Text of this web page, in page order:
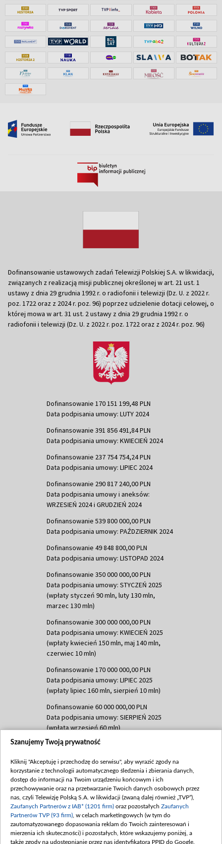
Dofinansowanie ustawowych zadań Telewizji Polskiej S.A. w likwidacji,
związanych z realizacją misji publicznej określonej w art. 21 ust. 1
ustawy z dnia 29 grudnia 1992 r. o radiofonii i telewizji (Dz. U. z 2022 r.
poz. 1722 oraz z 2024 r. poz. 96) poprzez udzielenie dotacji celowej, o
której mowa w art. 31 ust. 2 ustawy z dnia 29 grudnia 1992 r. o
radiofonii i telewizji (Dz. U. z 2022 r. poz. 1722 oraz z 2024 r. poz. 96)
Dofinansowanie 170 151 199,48 PLN
Data podpisania umowy: LUTY 2024
Dofinansowanie 391 856 491,84 PLN
Data podpisania umowy: KWIECIEŃ 2024
Dofinansowanie 237 754 754,24 PLN
Data podpisania umowy: LIPIEC 2024
Dofinansowanie 290 817 240,00 PLN
Data podpisania umowy i aneksów:
WRZESIEŃ 2024 i GRUDZIEŃ 2024
Dofinansowanie 539 800 000,00 PLN
Data podpisania umowy: PAŹDZIERNIK 2024
Dofinansowanie 49 848 800,00 PLN
Data podpisania umowy: LISTOPAD 2024
Dofinansowanie 350 000 000,00 PLN
Data podpisania umowy: STYCZEŃ 2025
(wpłaty styczeń 90 mln, luty 130 mln,
marzec 130 mln)
Dofinansowanie 300 000 000,00 PLN
Data podpisania umowy: KWIECIEŃ 2025
(wpłaty kwiecień 150 mln, maj 140 mln,
czerwiec 10 mln)
Dofinansowanie 170 000 000,00 PLN
Data podpisania umowy: LIPIEC 2025
(wpłaty lipiec 160 mln, sierpień 10 mln)
Dofinansowanie 60 000 000,00 PLN
Data podpisania umowy: SIERPIEŃ 2025
(wpłata wrzesień 60 mln)
Dofinansowanie 635 783 051,21 PLN
(wpłata wrzesień 100 mln, październik 350
mln, listopad 265 mln)
Dofinansowanie 48 862 000,00 PLN
Data podpisania umowy: GRUDZIEŃ 2025
(wpłata grudzień 60,548 mln)
Dofinansowanie 900 000 000,00 PLN
Data podpisania umowy: LUTY 2026 (wpłata
Szanujemy Twoją prywatność
Kliknij "Akceptuję i przechodzę do serwisu", aby wyrazić zgody na
korzystanie z technologii automatycznego śledzenia i zbierania danych,
dostęp do informacji na Twoim urządzeniu końcowym i ich
przechowywanie oraz na przetwarzanie Twoich danych osobowych przez
nas, czyli Telewizję Polską S.A. w likwidacji (zwaną dalej również „TVP”),
Zaufanych Partnerów z IAB* (1201 firm) oraz pozostałych Zaufanych
Partnerów TVP (93 firm) , w celach marketingowych (w tym do
zautomatyzowanego dopasowania reklam do Twoich zainteresowań i
mierzenia ich skuteczności) i pozostałych, które wskazujemy poniżej, a
także zgody na udostępnianie przez nas identyfikatora PPID do Google.